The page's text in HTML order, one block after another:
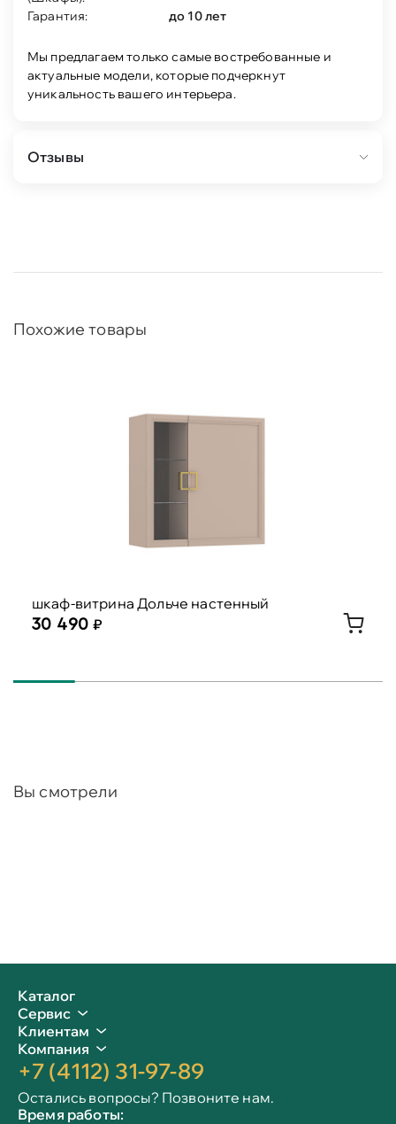
Гарантия:
до 10 лет
Мы предлагаем только самые востребованные и
актуальные модели, которые подчеркнут
уникальность вашего интерьера.
Отзывы
Похожие товары
шкаф-витрина Дольче настенный
30 490
Вы смотрели
Каталог
Сервис
Клиентам
Компания
+7 (4112) 31-97-89
Остались вопросы? Позвоните нам.
Время работы: